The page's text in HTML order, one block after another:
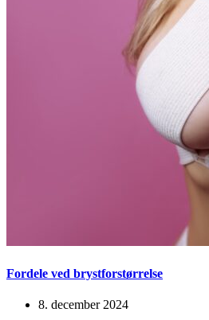
Fordele ved brystforstørrelse
8. december 2024